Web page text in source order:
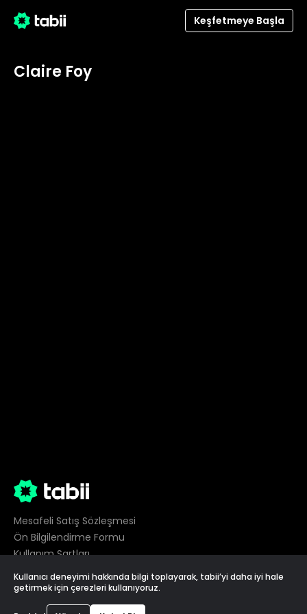
Keşfetmeye Başla
Claire Foy
Mesafeli Satış Sözleşmesi
Ön Bilgilendirme Formu
Kullanım Şartları
Gizlilik
Çerez Tercihleri
Kullanıcı deneyimi hakkında bilgi toplayarak, tabii’yi daha iyi hale
getirmek için çerezleri kullanıyoruz.